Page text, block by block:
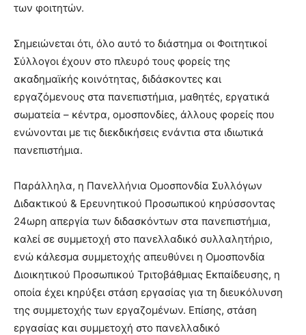
των φοιτητών.
Σημειώνεται ότι, όλο αυτό το διάστημα οι Φοιτητικοί
Σύλλογοι έχουν στο πλευρό τους φορείς της
ακαδημαϊκής κοινότητας, διδάσκοντες και
εργαζόμενους στα πανεπιστήμια, μαθητές, εργατικά
σωματεία – κέντρα, ομοσπονδίες, άλλους φορείς που
ενώνονται με τις διεκδικήσεις ενάντια στα ιδιωτικά
πανεπιστήμια.
Παράλληλα, η Πανελλήνια Ομοσπονδία Συλλόγων
Διδακτικού & Ερευνητικού Προσωπικού κηρύσσοντας
24ωρη απεργία των διδασκόντων στα πανεπιστήμια,
καλεί σε συμμετοχή στο πανελλαδικό συλλαλητήριο,
ενώ κάλεσμα συμμετοχής απευθύνει η Ομοσπονδία
Διοικητικού Προσωπικού Τριτοβάθμιας Εκπαίδευσης, η
οποία έχει κηρύξει στάση εργασίας για τη διευκόλυνση
της συμμετοχής των εργαζομένων. Επίσης, στάση
εργασίας και συμμετοχή στο πανελλαδικό